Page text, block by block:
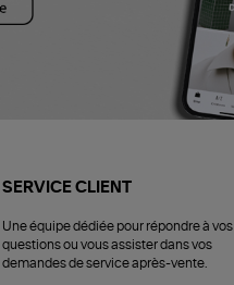
SERVICE CLIENT
Une équipe dédiée pour répondre à vos
questions ou vous assister dans vos
demandes de service après-vente.